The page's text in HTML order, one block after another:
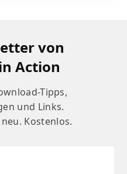
von
Action
Tipps,
und Links.
Kostenlos.